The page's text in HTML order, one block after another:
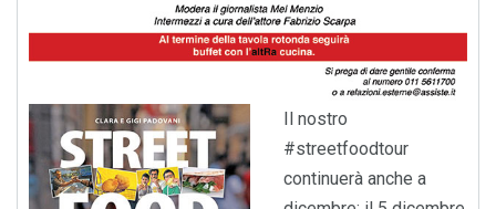
Il nostro
#streetfoodtour
continuerà anche a